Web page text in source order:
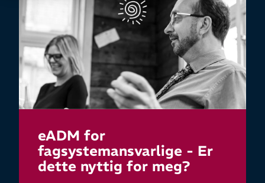
eADM for
fagsystemansvarlige - Er
dette nyttig for meg?